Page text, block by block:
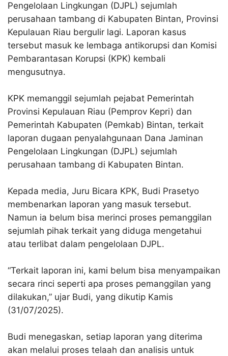
Pengelolaan Lingkungan (DJPL) sejumlah
perusahaan tambang di Kabupaten Bintan, Provinsi
Kepulauan Riau bergulir lagi. Laporan kasus
tersebut masuk ke lembaga antikorupsi dan Komisi
Pembarantasan Korupsi (KPK) kembali
mengusutnya.
KPK memanggil sejumlah pejabat Pemerintah
Provinsi Kepulauan Riau (Pemprov Kepri) dan
Pemerintah Kabupaten (Pemkab) Bintan, terkait
laporan dugaan penyalahgunaan Dana Jaminan
Pengelolaan Lingkungan (DJPL) sejumlah
perusahaan tambang di Kabupaten Bintan.
Kepada media, Juru Bicara KPK, Budi Prasetyo
membenarkan laporan yang masuk tersebut.
Namun ia belum bisa merinci proses pemanggilan
sejumlah pihak terkait yang diduga mengetahui
atau terlibat dalam pengelolaan DJPL.
“Terkait laporan ini, kami belum bisa menyampaikan
secara rinci seperti apa proses pemanggilan yang
dilakukan,” ujar Budi, yang dikutip Kamis
(31/07/2025).
Budi menegaskan, setiap laporan yang diterima
akan melalui proses telaah dan analisis untuk